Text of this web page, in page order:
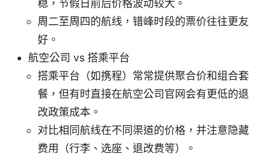
稳，节假日前后价格波动较大。
周二至周四的航线，错峰时段的票价往往更友
好。
航空公司 vs 搭乘平台
搭乘平台（如携程）常常提供聚合价和组合套
餐，但有时直接在航空公司官网会有更低的退
改政策成本。
对比相同航线在不同渠道的价格，并注意隐藏
费用（行李、选座、退改费等）。